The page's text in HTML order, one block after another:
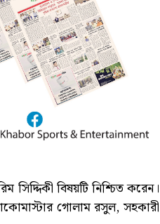
বিষয়টি নিশ্চিত করেন।
গোলাম রসুল, সহকারী